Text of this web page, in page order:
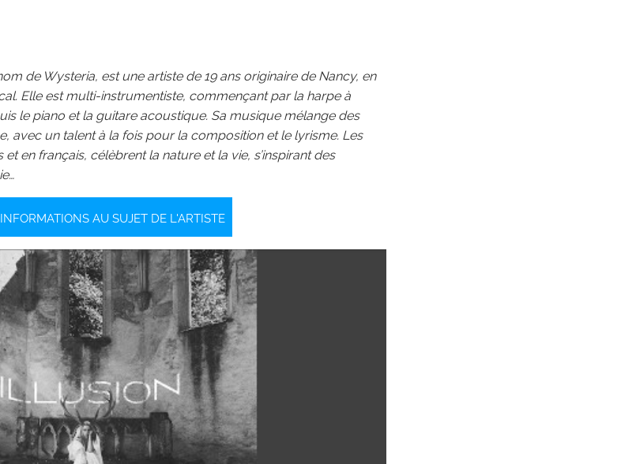
de Wysteria, est une artiste de 19 ans originaire de Nancy, en
Elle est multi-instrumentiste, commençant par la harpe à
le piano et la guitare acoustique. Sa musique mélange des
avec un talent à la fois pour la composition et le lyrisme. Les
en français, célèbrent la nature et la vie, s’inspirant des
AU SUJET DE L'ARTISTE